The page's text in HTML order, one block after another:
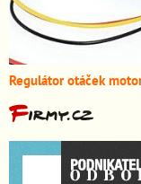
Regulátor otáček